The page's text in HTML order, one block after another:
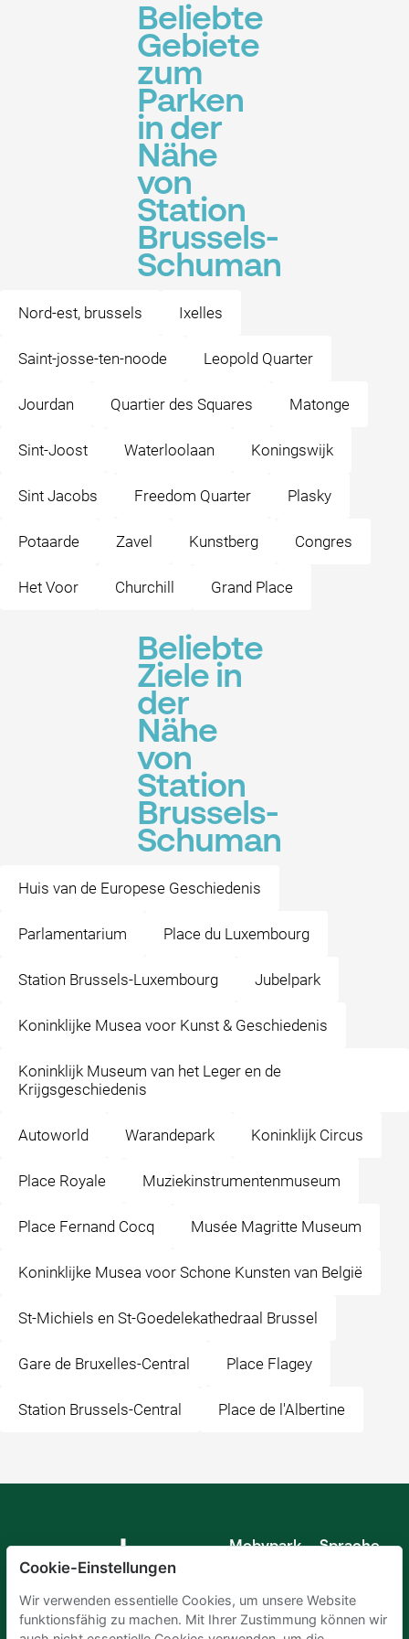
Beliebte
Gebiete
zum
Parken
in der
Nähe
von
Station
Brussels-
Schuman
Nord-est, brussels Ixelles
Saint-josse-ten-noode Leopold Quarter
Jourdan Quartier des Squares Matonge
Sint-Joost Waterloolaan Koningswijk
Sint Jacobs Freedom Quarter Plasky
Potaarde Zavel Kunstberg Congres
Het Voor Churchill Grand Place
Beliebte
Ziele in
der
Nähe
von
Station
Brussels-
Schuman
Huis van de Europese Geschiedenis
Parlamentarium Place du Luxembourg
Station Brussels-Luxembourg Jubelpark
Koninklijke Musea voor Kunst & Geschiedenis
Koninklijk Museum van het Leger en de
Krijgsgeschiedenis
Autoworld Warandepark Koninklijk Circus
Place Royale Muziekinstrumentenmuseum
Place Fernand Cocq Musée Magritte Museum
Koninklijke Musea voor Schone Kunsten van België
St-Michiels en St-Goedelekathedraal Brussel
Gare de Bruxelles-Central Place Flagey
Station Brussels-Central Place de l'Albertine
Mobypark
Sprache
Spanisch
Französisch
Cookie-Einstellungen
Wir verwenden essentielle Cookies, um unsere Website
funktionsfähig zu machen. Mit Ihrer Zustimmung können wir